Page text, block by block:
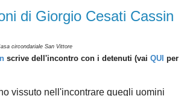
di Giorgio Cesati Cassin
circondariale San Vittore
scrive dell'incontro con i detenuti (vai QUI per
vissuto nell'incontrare quegli uomini